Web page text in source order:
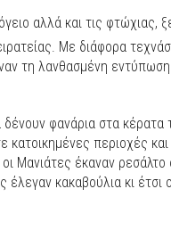
αλλά και τις φτώχιας,
Με διάφορα
τη λανθασμένη
φανάρια στα κέρατα
κατοικημένες περιοχές
Μανιάτες έκαναν
κακαβούλια κι έτσι